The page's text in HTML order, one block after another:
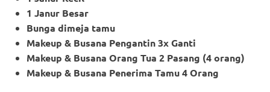
1 Janur Besar
Bunga dimeja tamu
Makeup & Busana Pengantin 3x Ganti
Makeup & Busana Orang Tua 2 Pasang (4 orang)
Makeup & Busana Penerima Tamu 4 Orang